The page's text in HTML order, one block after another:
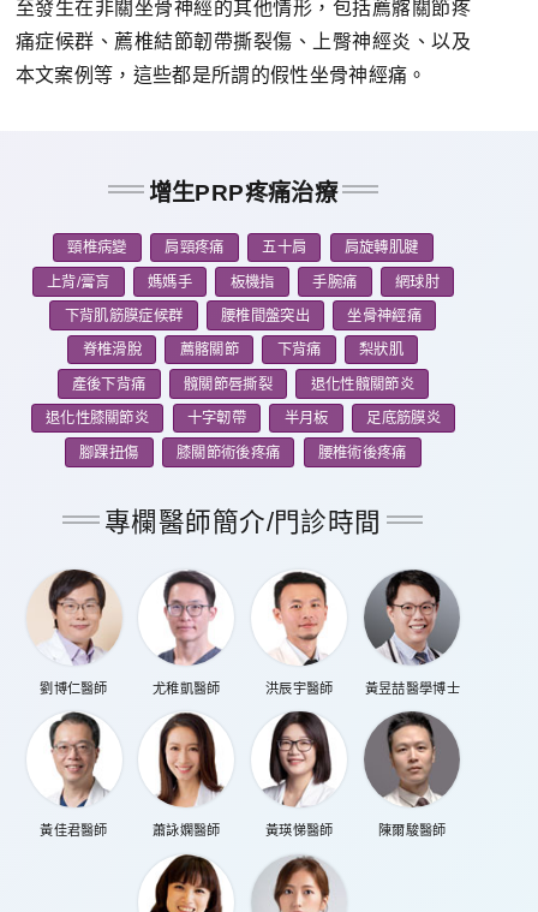
至發生在非關坐骨神經的其他情形，包括薦髂關節疼
痛症候群、薦椎結節韌帶撕裂傷、上臀神經炎、以及
本文案例等，這些都是所謂的假性坐骨神經痛。
增生PRP疼痛治療
頸椎病變 肩頸疼痛 五十肩 肩旋轉肌腱
上背/膏肓 媽媽手 板機指 手腕痛 網球肘
下背肌筋膜症候群 腰椎間盤突出 坐骨神經痛
脊椎滑脫 薦髂關節 下背痛 梨狀肌
產後下背痛 髖關節唇撕裂 退化性髖關節炎
退化性膝關節炎 十字韌帶 半月板 足底筋膜炎
腳踝扭傷 膝關節術後疼痛 腰椎術後疼痛
專欄醫師簡介/門診時間
劉博仁醫師 尤稚凱醫師 洪辰宇醫師 黃昱喆醫學博士
黃佳君醫師 蕭詠嫻醫師 黃瑛悌醫師 陳爾駿醫師